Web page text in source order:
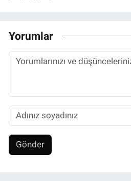
Yorumlar
Gönder